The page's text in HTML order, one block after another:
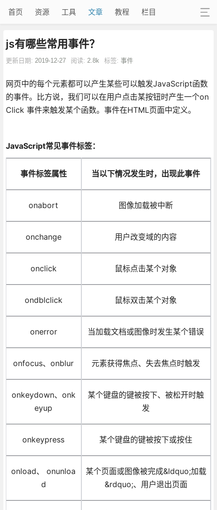
首页 资源 工具 文章 教程 栏目
js有哪些常用事件？
更新日期: 2019-12-27 阅读: 2.8k 标签: 事件
网页中的每个元素都可以产生某些可以触发JavaScript函数
的事件。比方说，我们可以在用户点击某按钮时产生一个on
Click 事件来触发某个函数。事件在HTML页面中定义。
JavaScript常见事件标签：
事件标签属性 当以下情况发生时，出现此事件
onabort 图像加载被中断
onchange 用户改变域的内容
onclick 鼠标点击某个对象
ondblclick 鼠标双击某个对象
onerror 当加载文档或图像时发生某个错误
onfocus、onblur 元素获得焦点、失去焦点时触发
onkeydown、onk
eyup
某个键盘的键被按下、被松开时触
发
onkeypress 某个键盘的键被按下或按住
onload、 onunloa
d
某个页面或图像被完成&ldquo;加载
&rdquo;、用户退出页面